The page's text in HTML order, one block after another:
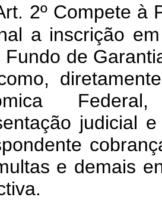
2º Compete à
a inscrição
Fundo de
judicial
e demais